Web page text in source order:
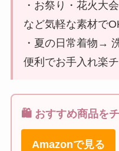
・お祭り・花火大
など気軽な素材で
・夏の日常着物→
便利でお手入れ楽
🛍️ おすすめ商品をチ
Amazonで見る